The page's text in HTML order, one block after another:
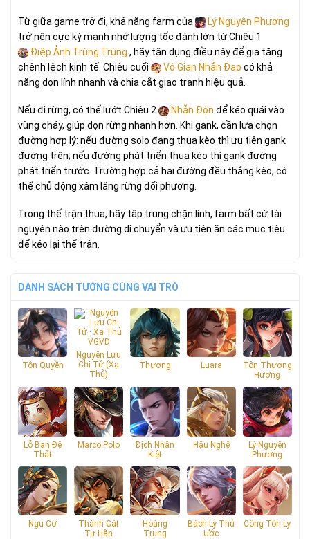
Từ giữa game trở đi, khả năng farm của
Lý Nguyên Phương
trở nên cực kỳ mạnh nhờ lượng tốc đánh lớn từ Chiêu 1
Điệp Ảnh Trùng Trùng , hãy tận dụng điều này để gia tăng
chênh lệch kinh tế. Chiêu cuối
Vô Gian Nhẫn Đao có khả
năng dọn lính nhanh và chia cắt giao tranh hiệu quả.
Nếu đi rừng, có thể lướt Chiêu 2 Nhẫn Độn để kéo quái vào
vùng cháy, giúp dọn rừng nhanh hơn. Khi gank, cần lựa chọn
đường hợp lý: nếu đường solo đang thua kèo thì ưu tiên gank
đường trên; nếu đường phát triển thua kèo thì gank đường
phát triển trước. Trường hợp cả hai đường đều thắng kèo, có
thể chủ động xâm lăng rừng đối phương.
Trong thế trận thua, hãy tập trung chặn lính, farm bất cứ tài
nguyên nào trên đường di chuyển và ưu tiên ăn các mục tiêu
để kéo lại thế trận.
DANH SÁCH TƯỚNG CÙNG VAI TRÒ
Tôn Quyền
Nguyên Lưu
Chi Tử (Xạ
Thủ)
Thương Luara
Tôn Thượng
Hương
Lỗ Ban Đệ
Thất
Marco Polo
Địch Nhân
Kiệt
Hậu Nghệ
Lý Nguyên
Phương
Ngu Cơ
Thành Cát
Tư Hãn
Hoàng
Trung
Bách Lý Thủ
Ước
Công Tôn Ly